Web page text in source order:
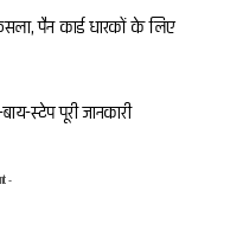
पैन कार्ड धारकों के लिए
स्टेप पूरी जानकारी
-